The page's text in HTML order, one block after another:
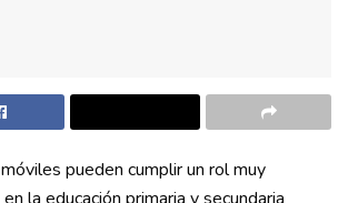
pueden cumplir un rol muy